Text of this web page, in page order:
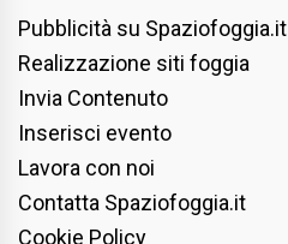
Pubblicità su Spaziofoggia.it
Realizzazione siti foggia
Invia Contenuto
Inserisci evento
Lavora con noi
Contatta Spaziofoggia.it
Cookie Policy